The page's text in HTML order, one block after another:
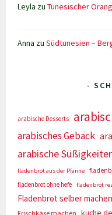
Leyla zuTunesischer
Anna zuSüdtunesien –
-
arabische Desserts
arabisches Gebäck
arabische
fladenbrot aus der Pfanne
fladenbrot ohne hefe
fladenbrot
Fladenbrot selber machen
Frischkäse machen
küche